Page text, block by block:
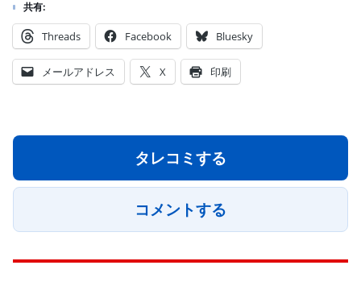
共有:
Threads Facebook Bluesky
メールアドレス X 印刷
タレコミする
コメントする